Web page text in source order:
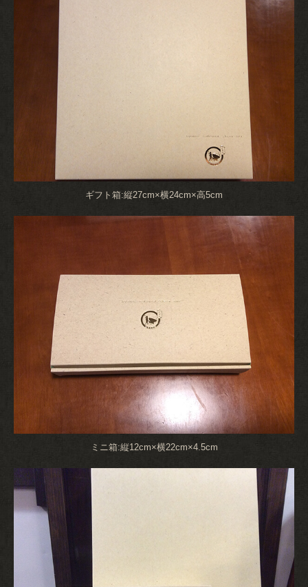
ギフト箱:縦27cm×横24cm×高5cm
ミニ箱:縦12cm×横22cm×4.5cm